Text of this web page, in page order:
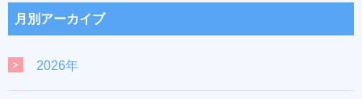
月別アーカイブ
2026年